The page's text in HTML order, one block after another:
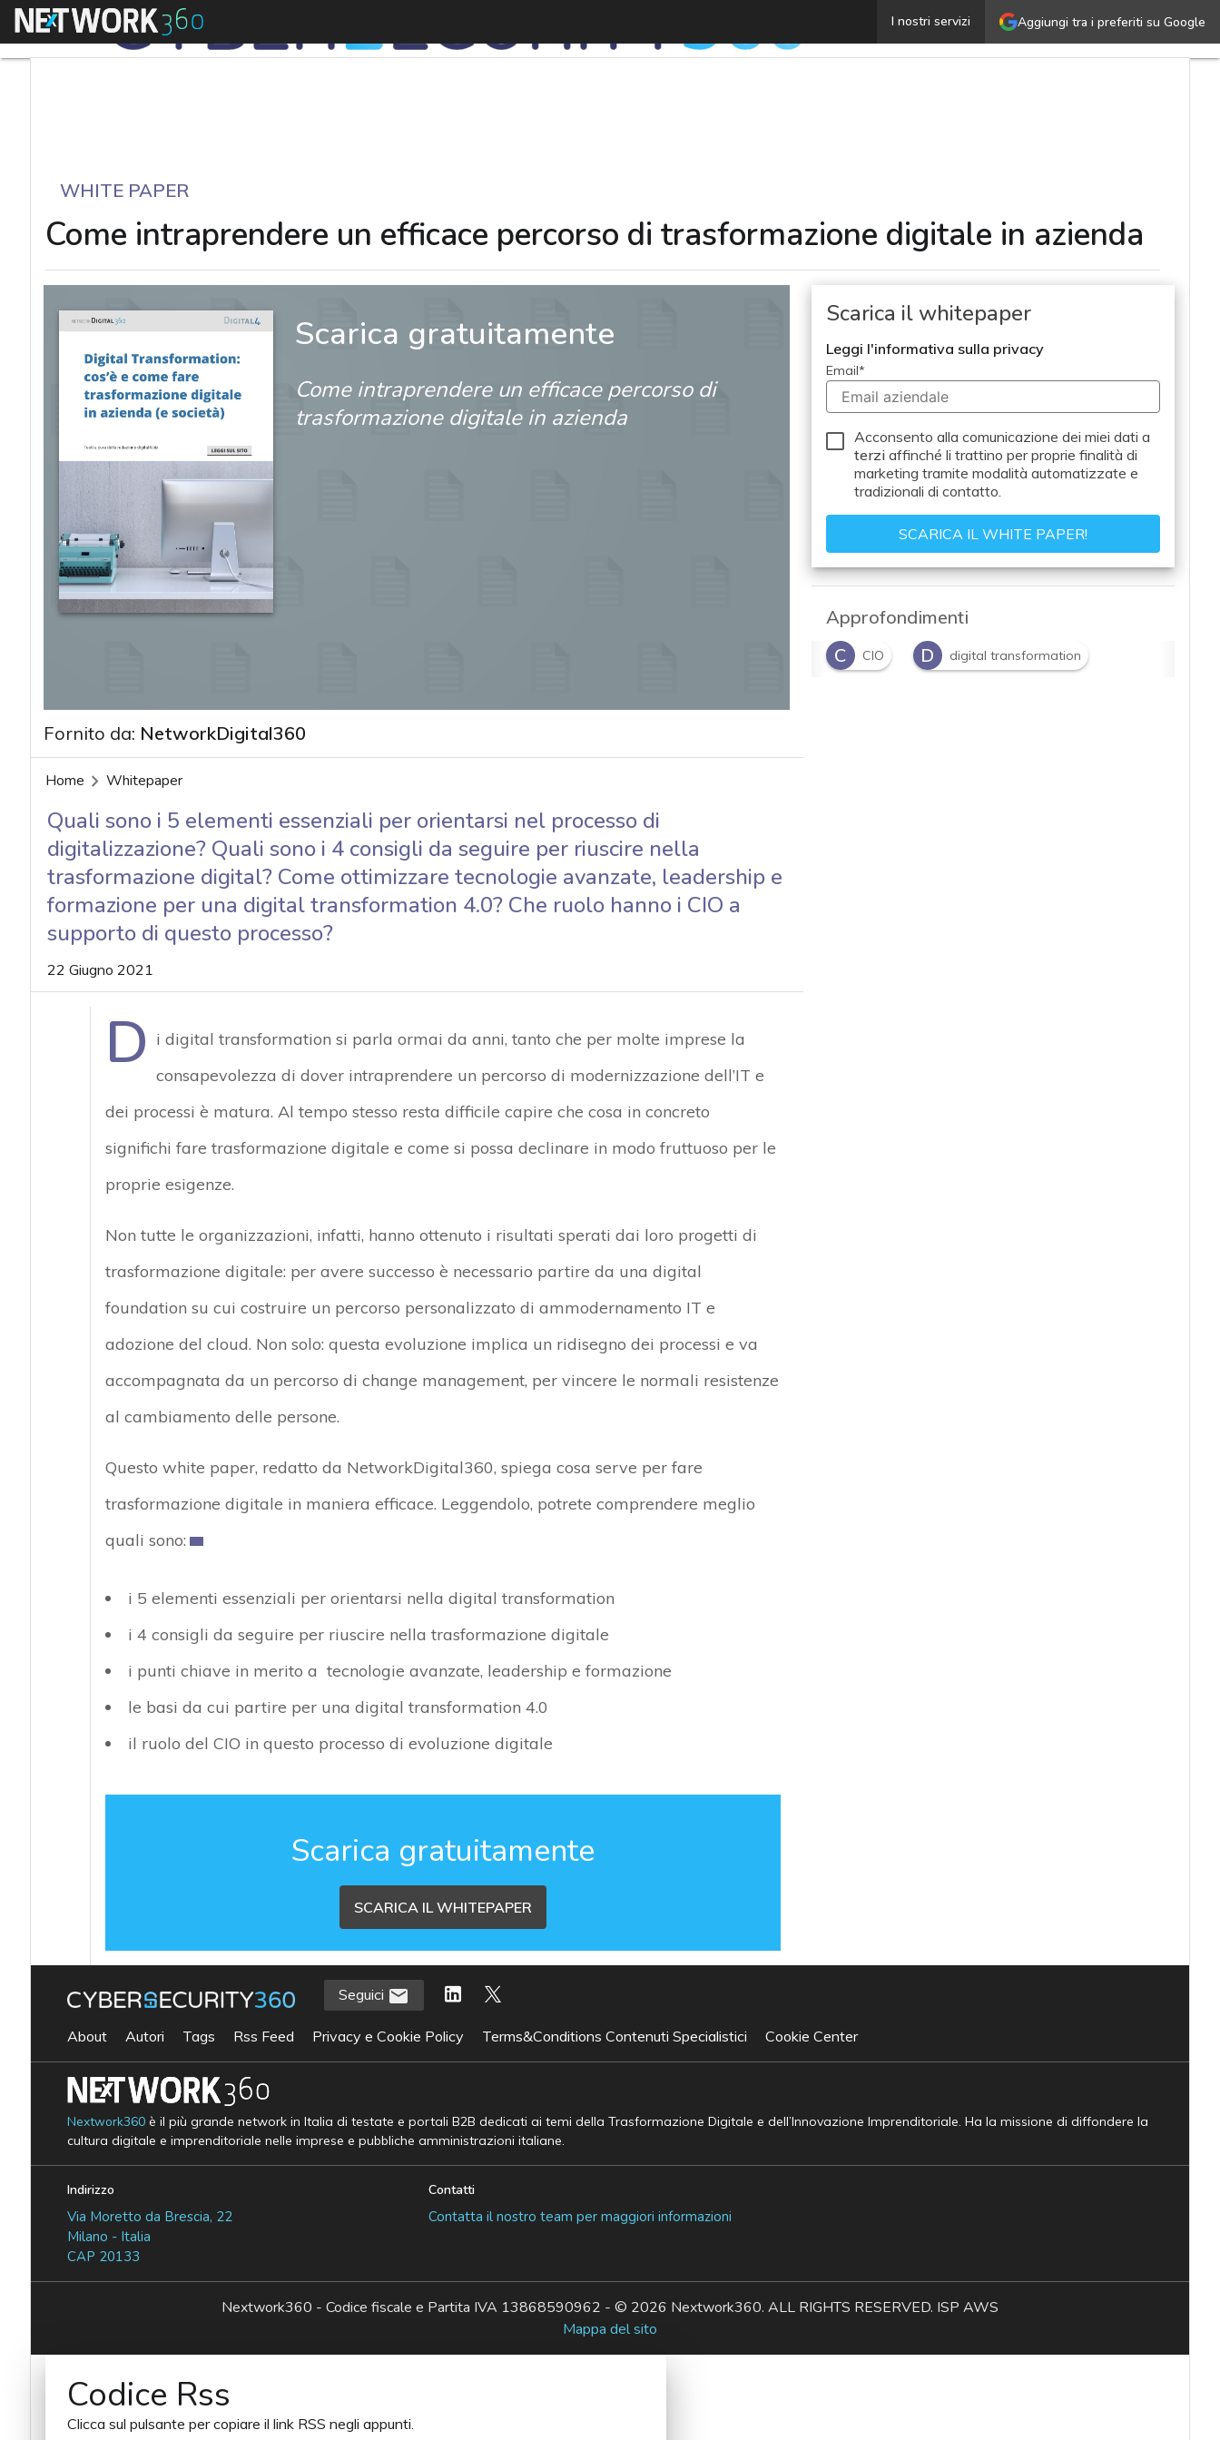
Aggiungi tra i preferiti su Google
I nostri servizi
Menu Come intraprendere un efficace percorso di
WHITE PAPER
Come intraprendere un efficace percorso di trasformazione digitale in azienda
Scarica gratuitamente
Come intraprendere un efficace percorso di
trasformazione digitale in azienda
Fornito da: NetworkDigital360
Home Whitepaper
Quali sono i 5 elementi essenziali per orientarsi nel processo di
digitalizzazione? Quali sono i 4 consigli da seguire per riuscire nella
trasformazione digital? Come ottimizzare tecnologie avanzate, leadership e
formazione per una digital transformation 4.0? Che ruolo hanno i CIO a
supporto di questo processo?
22 Giugno 2021
D i digital transformation si parla ormai da anni, tanto che per molte imprese la
consapevolezza di dover intraprendere un percorso di modernizzazione dell’IT e
dei processi è matura. Al tempo stesso resta difficile capire che cosa in concreto
significhi fare trasformazione digitale e come si possa declinare in modo fruttuoso per le
proprie esigenze.
Non tutte le organizzazioni, infatti, hanno ottenuto i risultati sperati dai loro progetti di
trasformazione digitale: per avere successo è necessario partire da una digital
foundation su cui costruire un percorso personalizzato di ammodernamento IT e
adozione del cloud. Non solo: questa evoluzione implica un ridisegno dei processi e va
accompagnata da un percorso di change management, per vincere le normali resistenze
al cambiamento delle persone.
Questo white paper, redatto da NetworkDigital360, spiega cosa serve per fare
trasformazione digitale in maniera efficace. Leggendolo, potrete comprendere meglio
quali sono:
i 5 elementi essenziali per orientarsi nella digital transformation
i 4 consigli da seguire per riuscire nella trasformazione digitale
i punti chiave in merito a tecnologie avanzate, leadership e formazione
le basi da cui partire per una digital transformation 4.0
il ruolo del CIO in questo processo di evoluzione digitale
Scarica gratuitamente
SCARICA IL WHITEPAPER
Scarica il whitepaper
Leggi l'informativa sulla privacy
Email*
Acconsento alla comunicazione dei miei dati a
terzi affinché li trattino per proprie finalità di
marketing tramite modalità automatizzate e
tradizionali di contatto.
Approfondimenti
C
CIO D digital transformation
Seguici
About Autori Tags Rss Feed Privacy e Cookie Policy Terms&Conditions Contenuti Specialistici Cookie Center
Nextwork360è il più grande network in Italia di testate e portali B2B dedicati ai temi della Trasformazione Digitale e dell’Innovazione Imprenditoriale. Ha la missione di diffondere la
cultura digitale e imprenditoriale nelle imprese e pubbliche amministrazioni italiane.
Indirizzo
Via Moretto da Brescia, 22
Milano - Italia
CAP 20133
Contatti
Contatta il nostro team per maggiori informazioni
Nextwork360 - Codice fiscale e Partita IVA 13868590962 - © 2026 Nextwork360. ALL RIGHTS RESERVED. ISP AWS
Mappa del sito
Codice Rss
Clicca sul pulsante per copiare il link RSS negli appunti.